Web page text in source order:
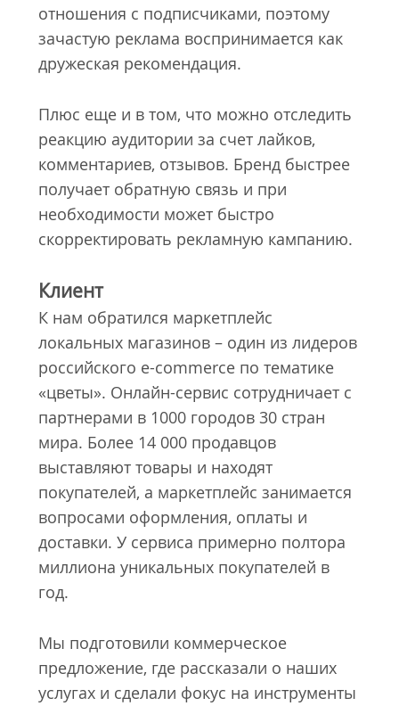
отношения с подписчиками, поэтому
зачастую реклама воспринимается как
дружеская рекомендация.
Плюс еще и в том, что можно отследить
реакцию аудитории за счет лайков,
комментариев, отзывов. Бренд быстрее
получает обратную связь и при
необходимости может быстро
скорректировать рекламную кампанию.
Клиент
К нам обратился маркетплейс
локальных магазинов – один из лидеров
российского e-commerce по тематике
«цветы». Онлайн-сервис сотрудничает с
партнерами в 1000 городов 30 стран
мира. Более 14 000 продавцов
выставляют товары и находят
покупателей, а маркетплейс занимается
вопросами оформления, оплаты и
доставки. У сервиса примерно полтора
миллиона уникальных покупателей в
год.
Мы подготовили коммерческое
предложение, где рассказали о наших
услугах и сделали фокус на инструменты